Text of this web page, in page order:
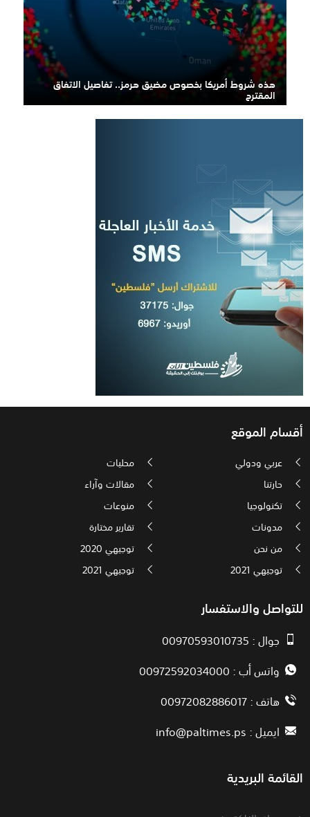
هذه شروط أمريكا بخصوص مضيق هرمز.. تفاصيل الاتفاق
المقترح
أقسام الموقع
عربي ودولي
محليات
حارتنا
مقالات وآراء
تكنولوجيا
منوعات
مدونات
تقارير مختارة
من نحن
توجيهي 2020
توجيهي 2021
توجيهي 2021
للتواصل والاستفسار
جوال : 00970593010735
واتس أب : 00972592034000
هاتف : 00972082886017
ايميل :info@paltimes.ps
القائمة البريدية